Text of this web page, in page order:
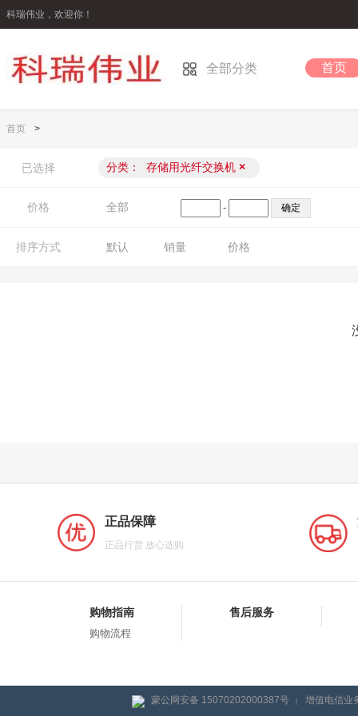
科瑞伟业，欢迎你！
全部分类 首页
首页 >
已选择 分类： 存储用光纤交换机 ×
价格 全部 -
排序方式 默认 销量 价格
正品保障
正品行货 放心选购
购物指南
购物流程
售后服务
蒙公网安备 15070202000387号 | 增值电信业